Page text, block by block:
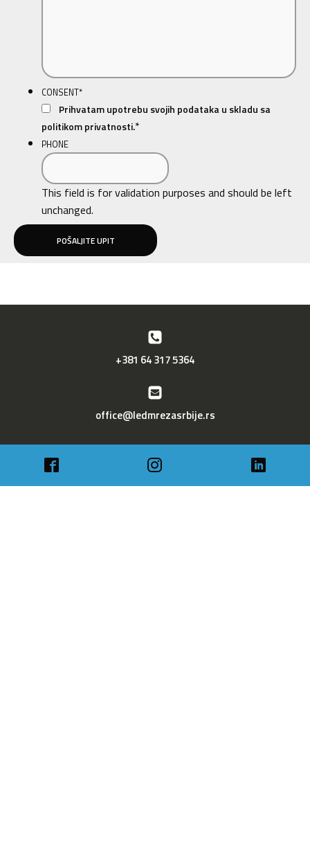
CONSENT*
Prihvatam upotrebu svojih podataka u skladu sa
politikom privatnosti.*
PHONE
This field is for validation purposes and should be left
unchanged.
+381 64 317 5364
office@ledmrezasrbije.rs